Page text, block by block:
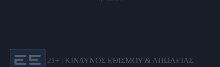
21+ | ΚΙΝΔΥΝΟΣ ΕΘΙΣΜΟΥ & ΑΠΩΛΕΙΑΣ